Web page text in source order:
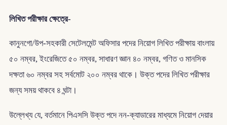
লিখিত পরীক্ষার ক্ষেত্রে-
কানুনগো/উপ-সহকারী সেটেলমেন্ট অফিসার পদের নিয়োগ লিখিত পরীক্ষায় বাংলায়
৫০ নম্বর, ইংরেজিতে ৫০ নম্বর, সাধারণ জ্ঞান ৪০ নম্বর, গণিত ও মানসিক
দক্ষতা ৬০ নম্বর সহ সর্বমোট ২০০ নম্বর থাকে। উক্ত পদের লিখিত পরীক্ষার
জন্য সময় থাকবে ৪ ঘন্টা।
উল্লেখ্য যে, বর্তমানে পিএসসি উক্ত পদে নন-ক্যাডারের মাধ্যমে নিয়োগ দেয়ার